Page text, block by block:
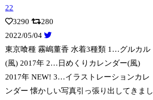
3290
280
2022/05/04
東京喰種 霧嶋董香 水着3種類 1…グルカル
(風) 2017年 2…日めくりカ レンダー(風)
2017年 NEW! 3…イラストレーションカレ
ンダー 懐かしい写真引っ張り出してきまし